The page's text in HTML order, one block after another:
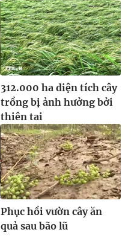
312.000 ha diện tích cây
trồng bị ảnh hưởng bởi
thiên tai
Phục hồi vườn cây ăn
quả sau bão lũ